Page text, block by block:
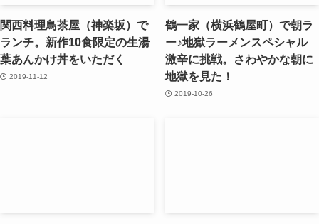
関西料理鳥茶屋（神楽坂）で
ランチ。新作10食限定の生湯
葉あんかけ丼をいただく
2019-11-12
鶴一家（横浜鶴屋町）で朝ラ
ー♪地獄ラーメンスペシャル
激辛に挑戦。さわやかな朝に
地獄を見た！
2019-10-26